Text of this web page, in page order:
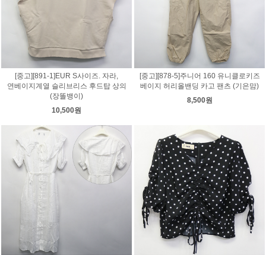
[중고][891-1]EUR S사이즈. 자라,
연베이지계열 슬리브리스 후드탑 상의
(장똘뱅이)
10,500원
[중고][878-5]주니어 160 유니클로키즈
베이지 허리올밴딩 카고 팬츠 (기은맘)
8,500원